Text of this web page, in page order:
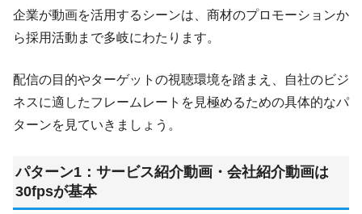
企業が動画を活用するシーンは、商材のプロモーションか
ら採用活動まで多岐にわたります。
配信の目的やターゲットの視聴環境を踏まえ、自社のビジ
ネスに適したフレームレートを見極めるための具体的なパ
ターンを見ていきましょう。
パターン1：サービス紹介動画・会社紹介動画は
30fpsが基本